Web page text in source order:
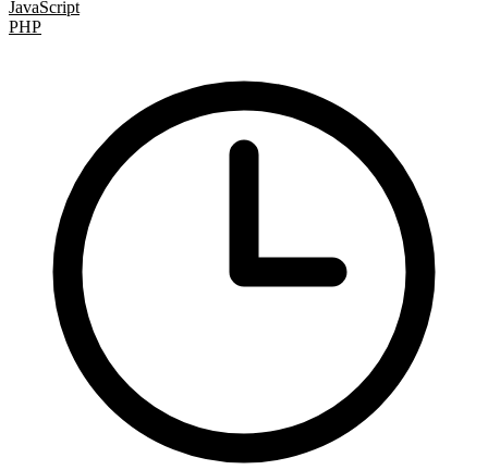
JavaScript
PHP